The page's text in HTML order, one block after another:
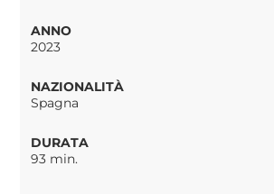
ANNO
2023
NAZIONALITÀ
Spagna
DURATA
93 min.